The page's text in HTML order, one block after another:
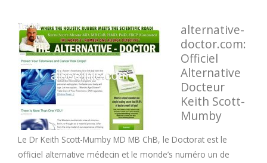
alternative-
doctor.com:
Officiel
Alternative
Docteur
Keith Scott-
Mumby
Le Dr Keith Scott-Mumby MD MB ChB, le Doctorat est le
officiel alternative médecin et le monde’s numéro un de